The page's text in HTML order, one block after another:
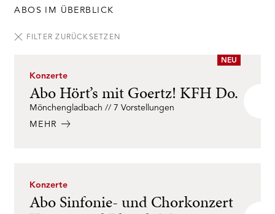
ABOS IM ÜBERBLICK
Suche
Spielort
Sparte
Wochentage
Anzahl
Premieren-
FILTER ZURÜCKSETZEN
NEU
Konzerte
Abo Hört’s mit Goertz! KFH Do.
Mönchengladbach // 7 Vorstellungen
MEHR
Konzerte
Abo Sinfonie- und Chorkonzert